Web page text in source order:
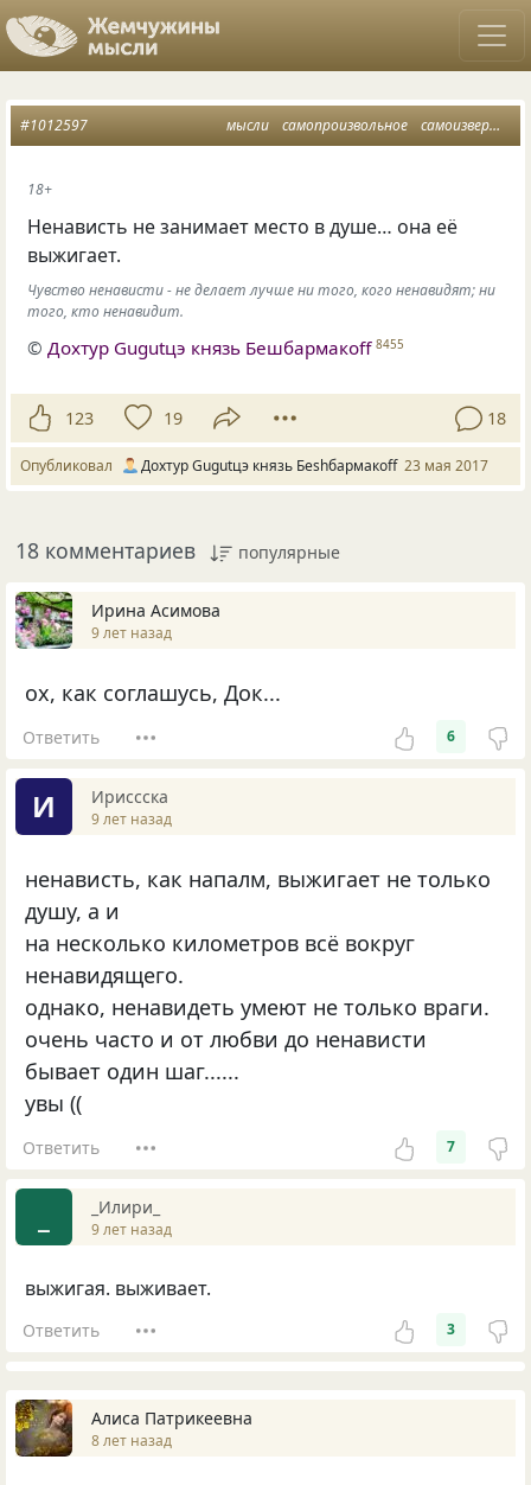
мысли самопроизвольное самоизвержение
#1012597
18+
Ненависть не занимает место в душе… она её
выжигает.
Чувство ненависти - не делает лучше ни того, кого ненавидят; ни
того, кто ненавидит.
© Дохтур Gugutцэ князь Бешбармакоff 8455
123 19 18
Опубликовал Дохтур Gugutцэ князь Беshбармакоff 23 мая 2017
18 комментариев популярные
Ирина Асимова
9 лет назад
ох, как соглашусь, Док...
Ответить 6
И Ириссска
9 лет назад
ненависть, как напалм, выжигает не только
душу, а и
на несколько километров всё вокруг
ненавидящего.
однако, ненавидеть умеют не только враги.
очень часто и от любви до ненависти
бывает один шаг......
увы ((
Ответить 7
_Илири_
9 лет назад
выжигая. выживает.
Ответить 3
Алиса Патрикеевна
8 лет назад